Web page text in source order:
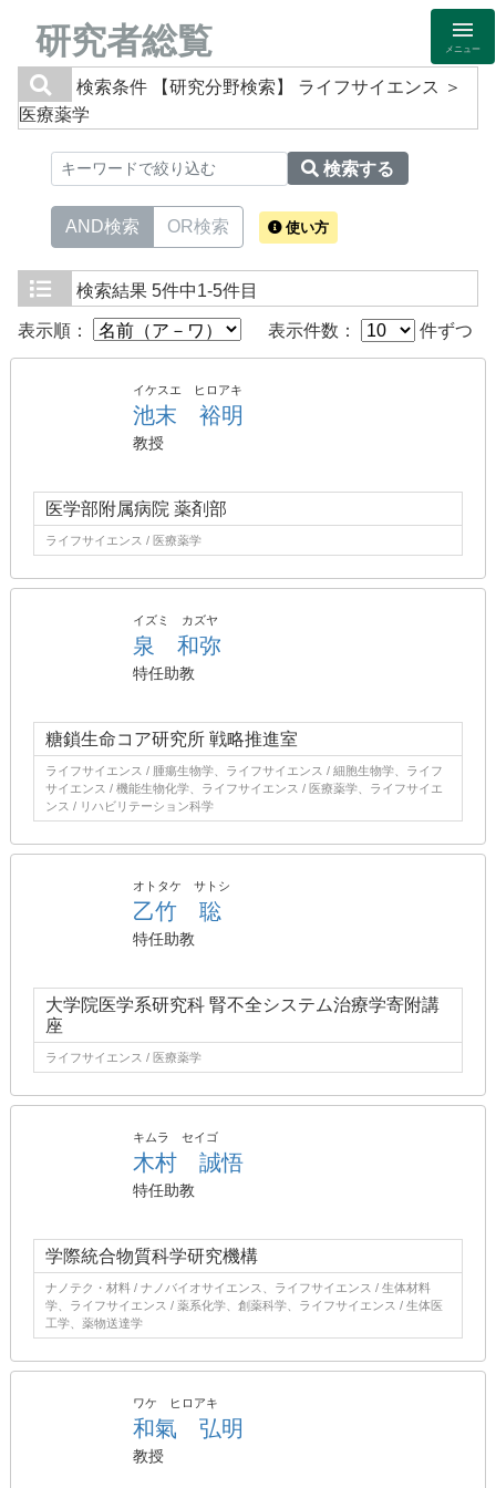
研究者総覧 メニュー
検索条件
【研究分野検索】 ライフサイエンス ＞
医療薬学
検索する
AND検索 OR検索 使い方
検索結果 5件中1-5件目
表示順： 表示件数： 件ずつ
イケスエ ヒロアキ
池末 裕明
教授
医学部附属病院 薬剤部
ライフサイエンス / 医療薬学
イズミ カズヤ
泉 和弥
特任助教
糖鎖生命コア研究所 戦略推進室
ライフサイエンス / 腫瘍生物学、ライフサイエンス / 細胞生物学、ライフ
サイエンス / 機能生物化学、ライフサイエンス / 医療薬学、ライフサイエ
ンス / リハビリテーション科学
オトタケ サトシ
乙竹 聡
特任助教
大学院医学系研究科 腎不全システム治療学寄附講
座
ライフサイエンス / 医療薬学
キムラ セイゴ
木村 誠悟
特任助教
学際統合物質科学研究機構
ナノテク・材料 / ナノバイオサイエンス、ライフサイエンス / 生体材料
学、ライフサイエンス / 薬系化学、創薬科学、ライフサイエンス / 生体医
工学、薬物送達学
ワケ ヒロアキ
和氣 弘明
教授